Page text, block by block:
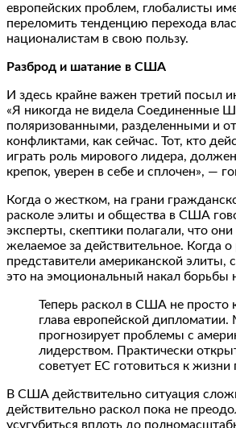
европейских проблем, глобалисты
переломить тенденцию перехода
националистам в свою пользу.
Разброд и шатание в США
И здесь крайне важен третий посыл
«Я никогда не видела Соединенные
поляризованными, разделенными и
конфликтами, как сейчас. Тот, кто
играть роль мирового лидера,
крепок, уверен в себе и сплочен», —
Когда о жестком, на грани
расколе элиты и общества в США
эксперты, скептики полагали, что
желаемое за действительное. Когда о
представители американской элиты,
это на эмоциональный накал борьбы
Теперь раскол в США не просто
глава европейской дипломатии.
прогнозирует проблемы с
лидерством. Практически
советует ЕС готовиться к
В США действительно ситуация
действительно раскол пока не
усугубиться вплоть до